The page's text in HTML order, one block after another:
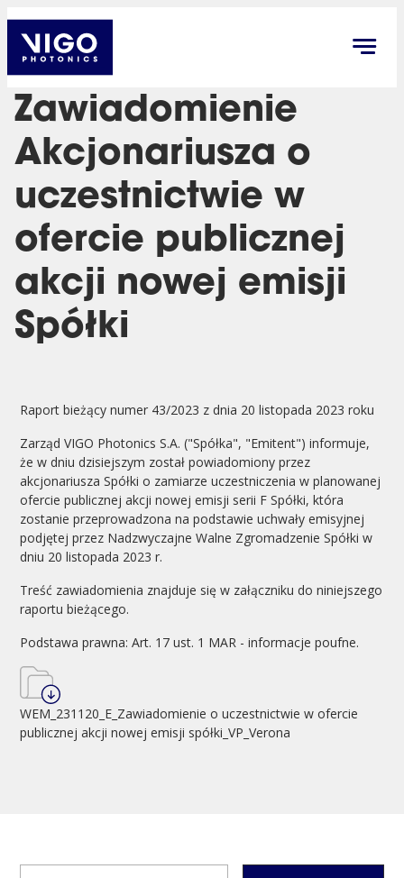
Zawiadomienie
Akcjonariusza o
uczestnictwie w
ofercie publicznej
akcji nowej emisji
Spółki
Raport bieżący numer 43/2023 z dnia 20 listopada 2023 roku
Zarząd VIGO Photonics S.A. ("Spółka", "Emitent") informuje,
że w dniu dzisiejszym został powiadomiony przez
akcjonariusza Spółki o zamiarze uczestniczenia w planowanej
ofercie publicznej akcji nowej emisji serii F Spółki, która
zostanie przeprowadzona na podstawie uchwały emisyjnej
podjętej przez Nadzwyczajne Walne Zgromadzenie Spółki w
dniu 20 listopada 2023 r.
Treść zawiadomienia znajduje się w załączniku do niniejszego
raportu bieżącego.
Podstawa prawna: Art. 17 ust. 1 MAR - informacje poufne.
WEM_231120_E_Zawiadomienie o uczestnictwie w ofercie
publicznej akcji nowej emisji spółki_VP_Verona